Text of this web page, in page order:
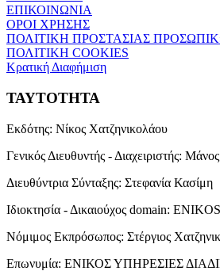
ΕΠΙΚΟΙΝΩΝΙΑ
ΟΡΟΙ ΧΡΗΣΗΣ
ΠΟΛΙΤΙΚΗ ΠΡΟΣΤΑΣΙΑΣ
ΠΟΛΙΤΙΚΗ COOKIES
Κρατική Διαφήμιση
ΤΑΥΤΟΤΗΤΑ
Εκδότης: Νίκος Χατζηνικολάου
Γενικός Διευθυντής - Διαχειριστής:
Διευθύντρια Σύνταξης: Στεφανία Κασίμη
Ιδιοκτησία - Δικαιούχος domain:
Νόμιμος Εκπρόσωπος: Στέργιος
Επωνυμία: ΕΝΙΚΟΣ ΥΠΗΡΕΣΙΕΣ